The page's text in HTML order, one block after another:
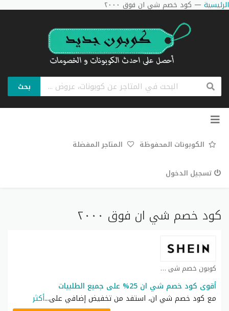
الرئيسية — كود خصم شي ان فوق ٢٠٠٠
بحث
تخطي
الكوبونات المحفوظة المتاجر المفضلة
تسجيل الدخول
كود خصم شي ان فوق ٢٠٠٠
كوبون خصم شي ان كوبون
أقوى كود خصم شي ان 25% على جميع الطلبيات
مع كود خصم شي ان، استفد من تخفيض إضافي على...أكثر